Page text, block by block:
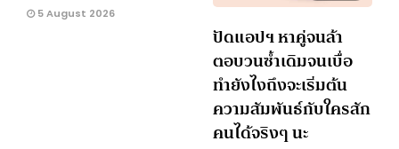
5 August 2026
ปัดแอปฯ หาคู่จนล้า
ตอบวนซ้ำเดิมจนเบื่อ
ทำยังไงถึงจะเริ่มต้น
ความสัมพันธ์กับใครสัก
คนได้จริงๆ นะ